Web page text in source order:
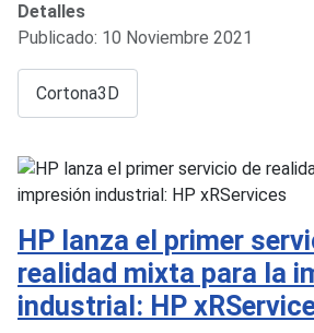
Detalles
Publicado: 10 Noviembre 2021
Cortona3D
HP lanza el primer
realidad mixta para la
industrial: HP